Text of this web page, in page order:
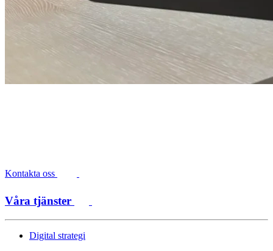
Kontakta oss
Våra tjänster
Digital strategi